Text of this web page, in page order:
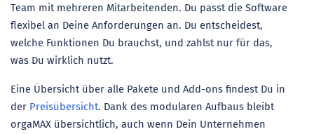
Team mit mehreren Mitarbeitenden. Du passt die Software
flexibel an Deine Anforderungen an. Du entscheidest,
welche Funktionen Du brauchst, und zahlst nur für das,
was Du wirklich nutzt.
Eine Übersicht über alle Pakete und Add-ons findest Du in
der Preisübersicht. Dank des modularen Aufbaus bleibt
orgaMAX übersichtlich, auch wenn Dein Unternehmen